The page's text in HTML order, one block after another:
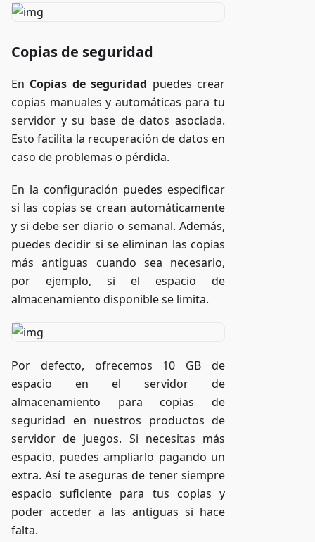
Copias de seguridad
En Copias de seguridad puedes crear
copias manuales y automáticas para tu
servidor y su base de datos asociada.
Esto facilita la recuperación de datos en
caso de problemas o pérdida.
En la configuración puedes especificar
si las copias se crean automáticamente
y si debe ser diario o semanal. Además,
puedes decidir si se eliminan las copias
más antiguas cuando sea necesario,
por ejemplo, si el espacio de
almacenamiento disponible se limita.
Por defecto, ofrecemos 10 GB de
espacio en el servidor de
almacenamiento para copias de
seguridad en nuestros productos de
servidor de juegos. Si necesitas más
espacio, puedes ampliarlo pagando un
extra. Así te aseguras de tener siempre
espacio suficiente para tus copias y
poder acceder a las antiguas si hace
falta.